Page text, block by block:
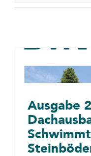
Kontakt
Ausgabe